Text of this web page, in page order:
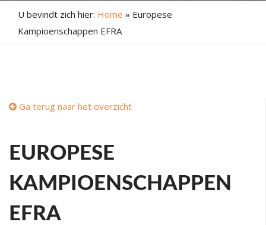
U bevindt zich hier: Home » Europese
Kampioenschappen EFRA
Ga terug naar het overzicht
EUROPESE
KAMPIOENSCHAPPEN
EFRA